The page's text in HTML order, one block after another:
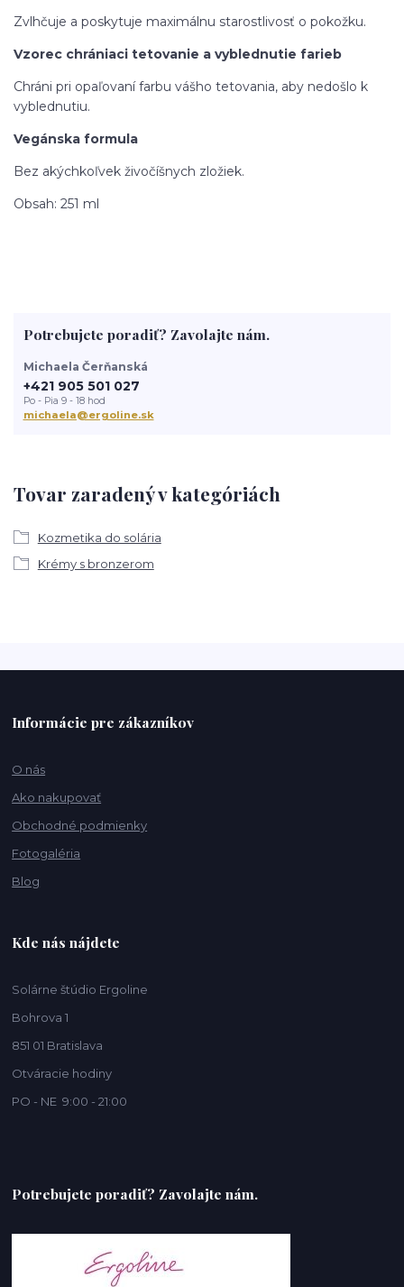
Zvlhčuje a poskytuje maximálnu starostlivosť o pokožku.
Vzorec chrániaci tetovanie a vyblednutie farieb
Chráni pri opaľovaní farbu vášho tetovania, aby nedošlo k
vyblednutiu.
Vegánska formula
Bez akýchkoľvek živočíšnych zložiek.
Obsah: 251 ml
Tovar zaradený v kategóriách
Kozmetika do solária
Krémy s bronzerom
Potrebujete poradiť? Zavolajte nám.
Michaela Čerňanská
+421 905 501 027
Po - Pia 9 - 18 hod
michaela@ergoline.sk
Informácie pre zákazníkov
O nás
Ako nakupovať
Obchodné podmienky
Fotogaléria
Blog
Kde nás nájdete
Solárne štúdio Ergoline
Bohrova 1
851 01 Bratislava
Otváracie hodiny
PO - NE 9:00 - 21:00
Potrebujete poradiť? Zavolajte nám.